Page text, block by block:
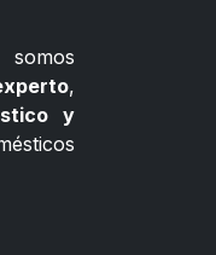
somos
,
y